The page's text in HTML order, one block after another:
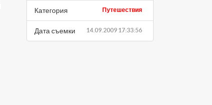
Путешествия
Категория
14.09.2009 17:33:56
Дата съемки